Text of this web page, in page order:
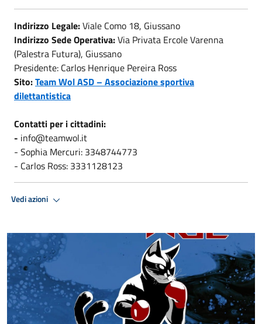
Indirizzo Legale:Viale Como 18, Giussano
Indirizzo Sede Operativa:Via Privata Ercole Varenna
(Palestra Futura), Giussano
Presidente: Carlos Henrique Pereira Ross
Sito:Team Wol ASD – Associazione sportiva
dilettantistica
Contatti per i cittadini:
- info@teamwol.it
- Sophia Mercuri: 3348744773
- Carlos Ross: 3331128123
Vedi azioni